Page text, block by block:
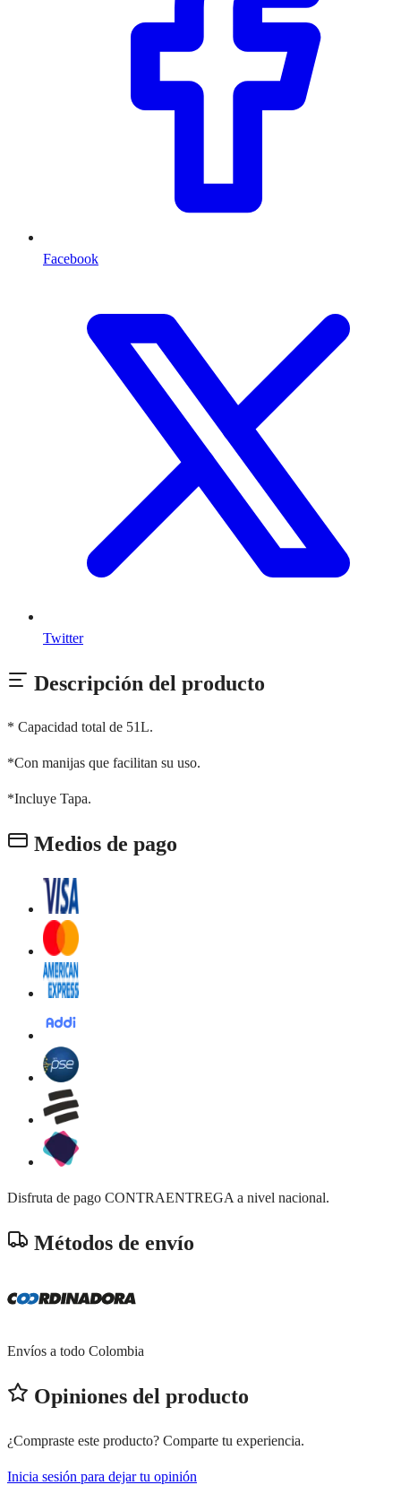
Facebook
Twitter
Descripción del producto
* Capacidad total de 51L.
*Con manijas que facilitan su uso.
*Incluye Tapa.
Medios de pago
Disfruta de pago CONTRAENTREGA a nivel nacional.
Métodos de envío
Envíos a todo Colombia
Opiniones del producto
¿Compraste este producto? Comparte tu experiencia.
Inicia sesión para dejar tu opinión